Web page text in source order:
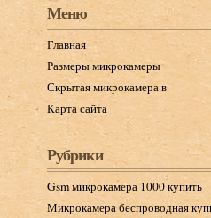
Меню
Главная
Размеры микрокамеры
Скрытая микрокамера в
Карта сайта
Рубрики
Gsm микрокамера 1000 купить
Микрокамера беспроводная